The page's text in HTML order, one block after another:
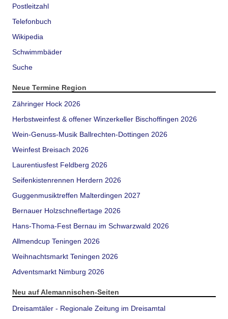
Postleitzahl
Telefonbuch
Wikipedia
Schwimmbäder
Suche
Neue Termine Region
Zähringer Hock 2026
Herbstweinfest & offener Winzerkeller Bischoffingen 2026
Wein-Genuss-Musik Ballrechten-Dottingen 2026
Weinfest Breisach 2026
Laurentiusfest Feldberg 2026
Seifenkistenrennen Herdern 2026
Guggenmusiktreffen Malterdingen 2027
Bernauer Holzschneflertage 2026
Hans-Thoma-Fest Bernau im Schwarzwald 2026
Allmendcup Teningen 2026
Weihnachtsmarkt Teningen 2026
Adventsmarkt Nimburg 2026
Neu auf Alemannischen-Seiten
Dreisamtäler - Regionale Zeitung im Dreisamtal